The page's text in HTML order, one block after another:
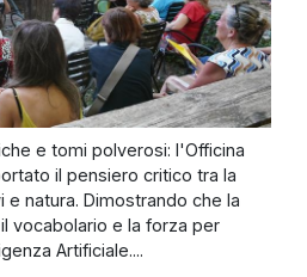
e tomi polverosi: l'Officina
il pensiero critico tra la
natura. Dimostrando che la
vocabolario e la forza per
Artificiale....